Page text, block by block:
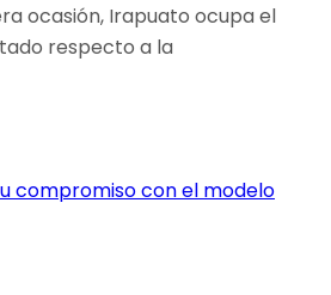
ocasión, Irapuato ocupa el
respecto a la